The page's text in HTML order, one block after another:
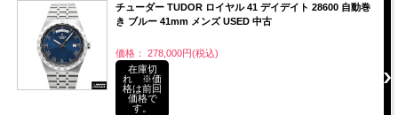
チューダー TUDOR ロイヤル 41 デイデイト 28600 自動巻
き ブルー 41mm メンズ USED 中古
価格： 278,000円(税込)
在庫切
れ ※価
格は前回
価格で
す。